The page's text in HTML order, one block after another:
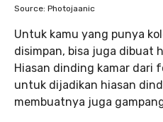
Source: Photojaanic
Untuk kamu yang punya
disimpan, bisa juga dibuat
Hiasan dinding kamar dari
untuk dijadikan hiasan
membuatnya juga